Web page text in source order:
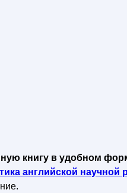
книгу в удобном
английской научной